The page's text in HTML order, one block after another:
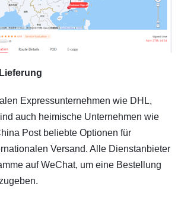
Expressunternehmen wie DHL,
auch heimische Unternehmen wie
Post beliebte Optionen für
Versand. Alle Dienstanbieter
auf WeChat, um eine Bestellung